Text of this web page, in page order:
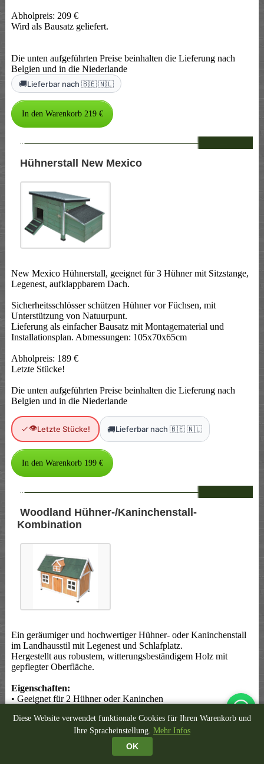
Abholpreis: 209 €
Wird als Bausatz geliefert.
Die unten aufgeführten Preise beinhalten die Lieferung nach
Belgien und in die Niederlande
🚚Lieferbar nach 🇧🇪 🇳🇱
--
Hühnerstall New Mexico
New Mexico Hühnerstall, geeignet für 3 Hühner mit Sitzstange,
Legenest, aufklappbarem Dach.
Sicherheitsschlösser schützen Hühner vor Füchsen, mit
Unterstützung von Natuurpunt.
Lieferung als einfacher Bausatz mit Montagematerial und
Installationsplan. Abmessungen: 105x70x65cm
Abholpreis: 189 €
Letzte Stücke!
Die unten aufgeführten Preise beinhalten die Lieferung nach
Belgien und in die Niederlande
👁Letzte Stücke! 🚚Lieferbar nach 🇧🇪 🇳🇱
--
Woodland Hühner-/Kaninchenstall-
Kombination
Ein geräumiger und hochwertiger Hühner- oder Kaninchenstall
im Landhausstil mit Legenest und Schlafplatz.
Hergestellt aus robustem, witterungsbeständigem Holz mit
gepflegter Oberfläche.
Eigenschaften:
• Geeignet für 2 Hühner oder Kaninchen
• Zwei abschließbare Türen
• Inklusive Schiebeschublade zur einfachen Reinigung
• Abmessungen: 115 x 68 x 86 cm
Diese Website verwendet funktionale Cookies für Ihren Warenkorb und
Ihre Spracheinstellung. Mehr Infos
OK